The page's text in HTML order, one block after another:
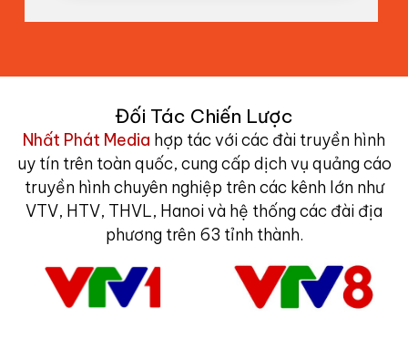
Đối Tác Chiến Lược
Nhất Phát Media hợp tác với các đài truyền hình
uy tín trên toàn quốc, cung cấp dịch vụ quảng cáo
truyền hình chuyên nghiệp trên các kênh lớn như
VTV, HTV, THVL, Hanoi và hệ thống các đài địa
phương trên 63 tỉnh thành.